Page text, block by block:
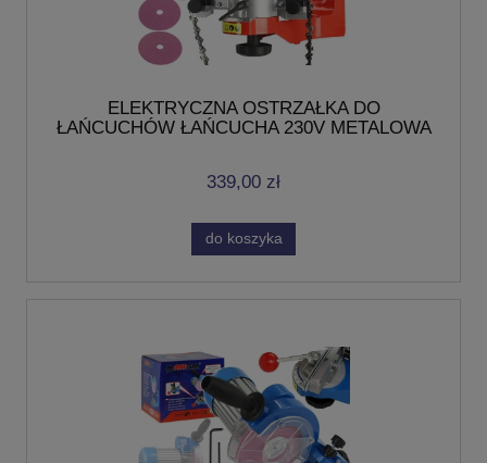
ELEKTRYCZNA OSTRZAŁKA DO
ŁAŃCUCHÓW ŁAŃCUCHA 230V METALOWA
339,00 zł
do koszyka